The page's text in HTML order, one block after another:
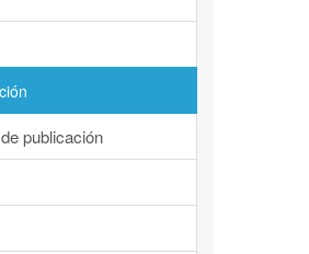
publicación